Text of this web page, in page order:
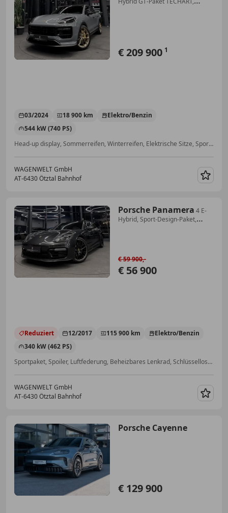
€ 209 900 1
03/2024 18 900 km
Elektro/Benzin
544 kW (740 PS)
Head-up display, Sommerreifen, Winterreifen, Elektrische Sitze, Sportpaket, Fahrerairbag, Beheizbares Lenkrad, Isofix
WAGENWELT GmbH
AT-6430 Ötztal Bahnhof
Porsche Panamera 4 E-
Hybrid, Sport-Design-Paket,
€ 56 900
€ 59 900,-
Reduziert 12/2017 115 900 km
Elektro/Benzin
340 kW (462 PS)
Sportpaket, Spoiler, Luftfederung, Beheizbares Lenkrad, Schlüssellose Zentralverriegelung, Sommerreifen, Allrad, Apple CarPlay
WAGENWELT GmbH
AT-6430 Ötztal Bahnhof
Porsche Cayenne
€ 129 900